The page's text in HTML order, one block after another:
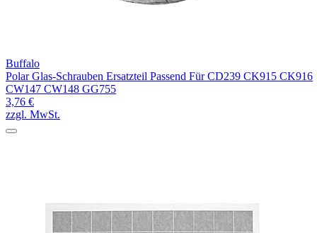
Buffalo
Polar Glas-Schrauben Ersatzteil Passend Für CD239 CK915 CK916
CW147 CW148 GG755
3,76 €
zzgl. MwSt.